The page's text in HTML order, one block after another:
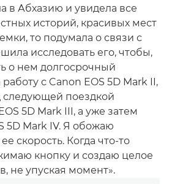
в Абхазию и увидела все
историй, красивых мест
то подумала о связи с
исследовать его, чтобы,
о нем долгосрочный
с Canon EOS 5D Mark II,
следующей поездкой
5D Mark III, а уже затем
5D Mark IV. Я обожаю
скорость. Когда что-то
кнопку и создаю целое
не упуская момент».